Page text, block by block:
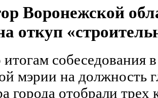
Воронежской
откуп
собеседования в
мэрии на должность
города отобрали трех